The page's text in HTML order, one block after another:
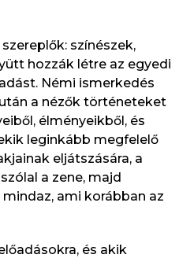
színészek,
hozzák létre az egyedi
Némi ismerkedés
a nézők történeteket
élményeikből, és
leginkább megfelelő
eljátszására, a
a zene, majd
ami korábban az
és akik